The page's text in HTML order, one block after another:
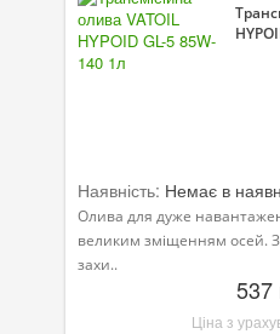
Наявність: Немає в
Олива для дуже
великим зміщенням осей.
захи..
537
Ціна з